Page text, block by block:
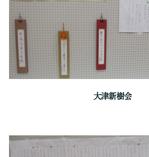
大津新樹会